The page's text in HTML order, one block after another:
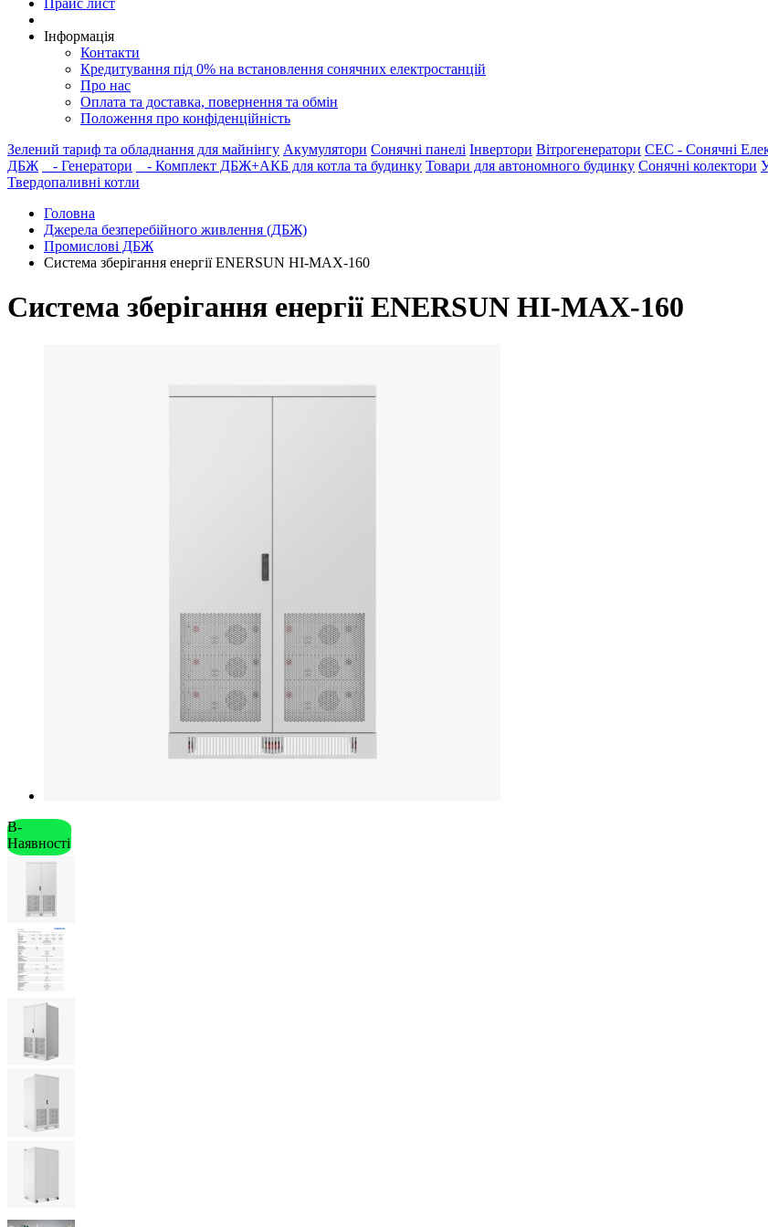
Прайс лист
Інформація
Контакти
Кредитування під 0% на встановлення сонячних електростанцій
Про нас
Оплата та доставка, повернення та обмін
Положення про конфіденційність
Зелений тариф та обладнання для майнінгу Акумулятори Сонячні панелі Інвертори Вітрогенератори СЕС - Сонячні
ДБЖ
- Генератори - Комплект ДБЖ+АКБ для котла та будинку Товари для автономного будинку Сонячні колектори
Твердопаливні котли
Головна
Джерела безперебійного живлення (ДБЖ)
Промислові ДБЖ
Система зберігання енергії ENERSUN HI-MAX-160
Система зберігання енергії ENERSUN HI-MAX-160
В-
Наявності